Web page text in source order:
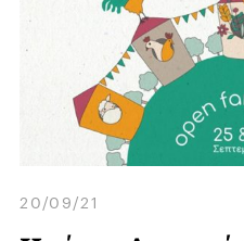
20/09/21